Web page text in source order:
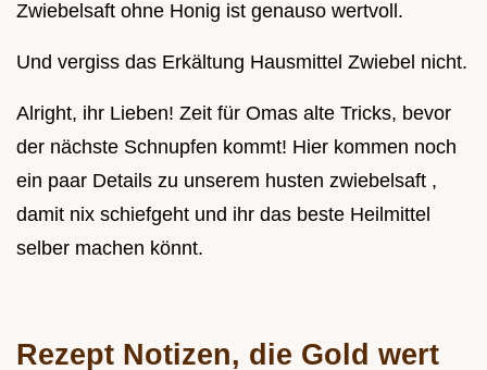
Zwiebelsaft ohne Honig ist genauso wertvoll.
Und vergiss das Erkältung Hausmittel Zwiebel nicht.
Alright, ihr Lieben! Zeit für Omas alte Tricks, bevor
der nächste Schnupfen kommt! Hier kommen noch
ein paar Details zu unserem husten zwiebelsaft ,
damit nix schiefgeht und ihr das beste Heilmittel
selber machen könnt.
Rezept Notizen, die Gold wert